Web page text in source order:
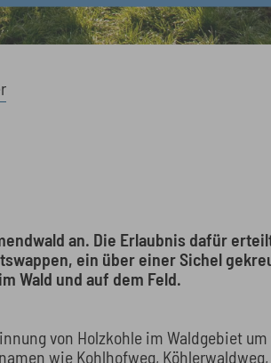
an. Die Erlaubnis dafür
ein über einer Sichel
Wald und auf dem Feld.
von Holzkohle im Waldgebiet
wie Kohlhofweg,